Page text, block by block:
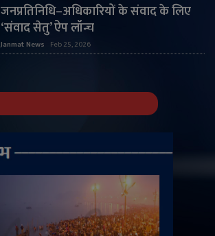
जनप्रतिनिधि–अधिकारियों के संवाद के लिए
‘संवाद सेतु’ ऐप लॉन्च
Janmat News Feb 25, 2026